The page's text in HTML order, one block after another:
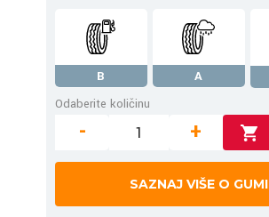
B A
Odaberite količinu
- +
SAZNAJ VIŠE O GUMI